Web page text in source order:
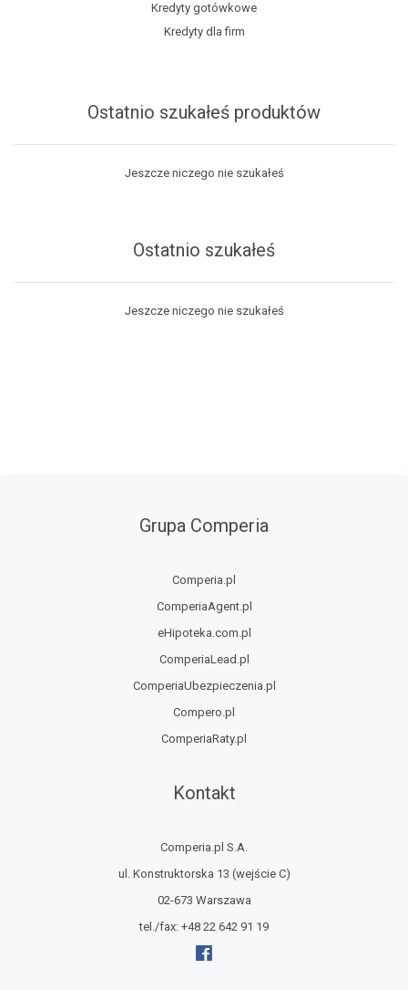
Kredyty gotówkowe
Kredyty dla firm
Ostatnio szukałeś produktów
Jeszcze niczego nie szukałeś
Ostatnio szukałeś
Jeszcze niczego nie szukałeś
Grupa Comperia
Comperia.pl
ComperiaAgent.pl
eHipoteka.com.pl
ComperiaLead.pl
ComperiaUbezpieczenia.pl
Compero.pl
ComperiaRaty.pl
Kontakt
Comperia.pl S.A.
ul. Konstruktorska 13 (wejście C)
02-673 Warszawa
tel./fax: +48 22 642 91 19